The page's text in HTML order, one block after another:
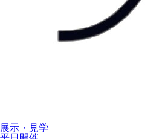
展示・見学